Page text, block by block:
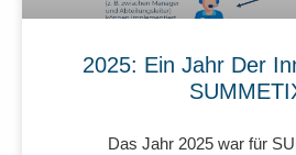
2025: Ein Jahr Der
Das Jahr 2025 war für